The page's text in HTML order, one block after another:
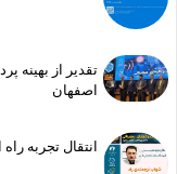
تقدیر از بهینه پردازش و
اصفهان
انتقال تجربه راه اندازی و